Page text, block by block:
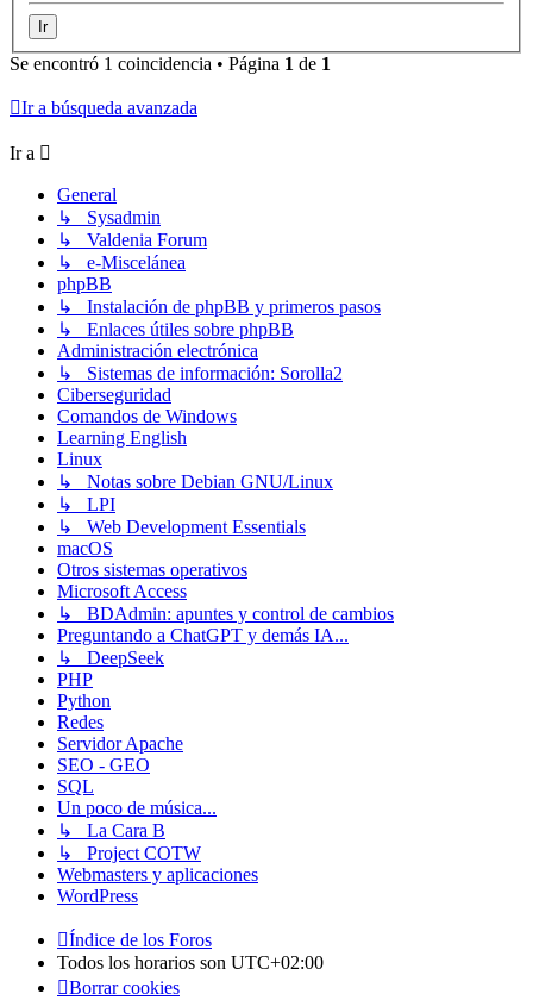
Se encontró 1 coincidencia • Página 1 de 1
Ir a búsqueda avanzada
Ir a
General
↳ Sysadmin
↳ Valdenia Forum
↳ e-Miscelánea
phpBB
↳ Instalación de phpBB y primeros pasos
↳ Enlaces útiles sobre phpBB
Administración electrónica
↳ Sistemas de información: Sorolla2
Ciberseguridad
Comandos de Windows
Learning English
Linux
↳ Notas sobre Debian GNU/Linux
↳ LPI
↳ Web Development Essentials
macOS
Otros sistemas operativos
Microsoft Access
↳ BDAdmin: apuntes y control de cambios
Preguntando a ChatGPT y demás IA...
↳ DeepSeek
PHP
Python
Redes
Servidor Apache
SEO - GEO
SQL
Un poco de música...
↳ La Cara B
↳ Project COTW
Webmasters y aplicaciones
WordPress
Índice de los Foros
Todos los horarios son UTC+02:00
Borrar cookies